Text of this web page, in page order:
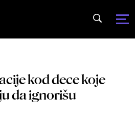
kod dece koje
da ignorišu